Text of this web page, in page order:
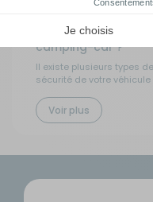
Quels sont les
camping-car ?
Il existe plusieurs types
sécurité de votre
Lesserrures de porte
principale de votre
principal et offrent une
créent une barrière
Voir plus